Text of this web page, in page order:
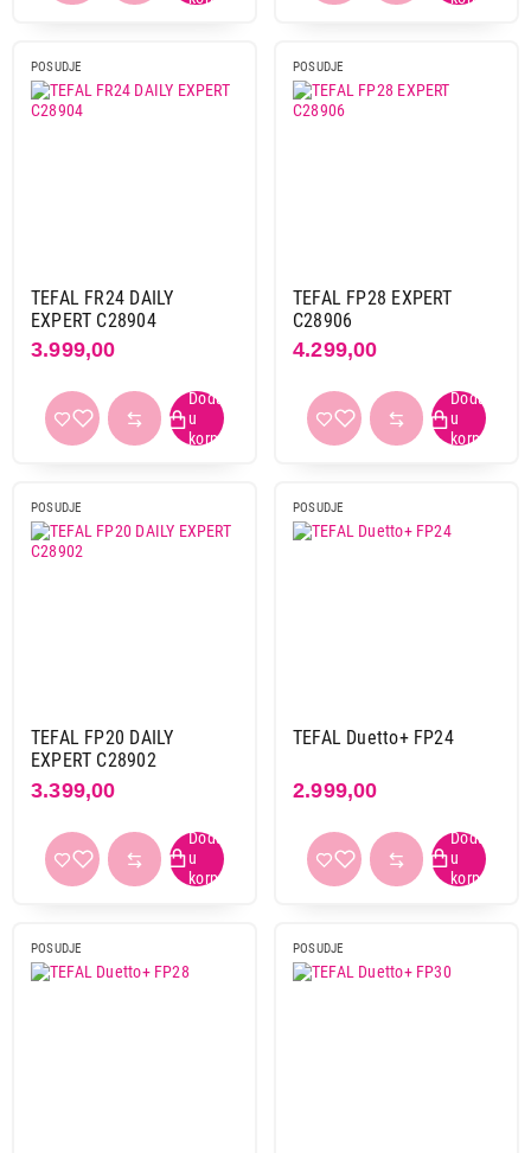
POSUDJE
TEFAL FR24 DAILY
EXPERT C28904
3.999,00
POSUDJE
TEFAL FP28 EXPERT
C28906
4.299,00
POSUDJE
TEFAL FP20 DAILY
EXPERT C28902
3.399,00
POSUDJE
TEFAL Duetto+ FP24
2.999,00
POSUDJE POSUDJE